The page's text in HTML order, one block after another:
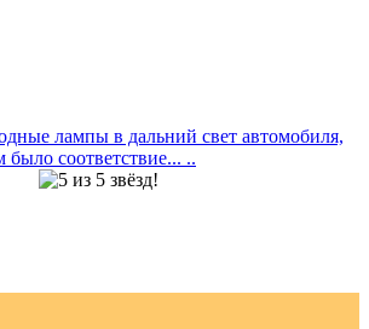
лампы в дальний свет автомобиля,
соответствие... ..